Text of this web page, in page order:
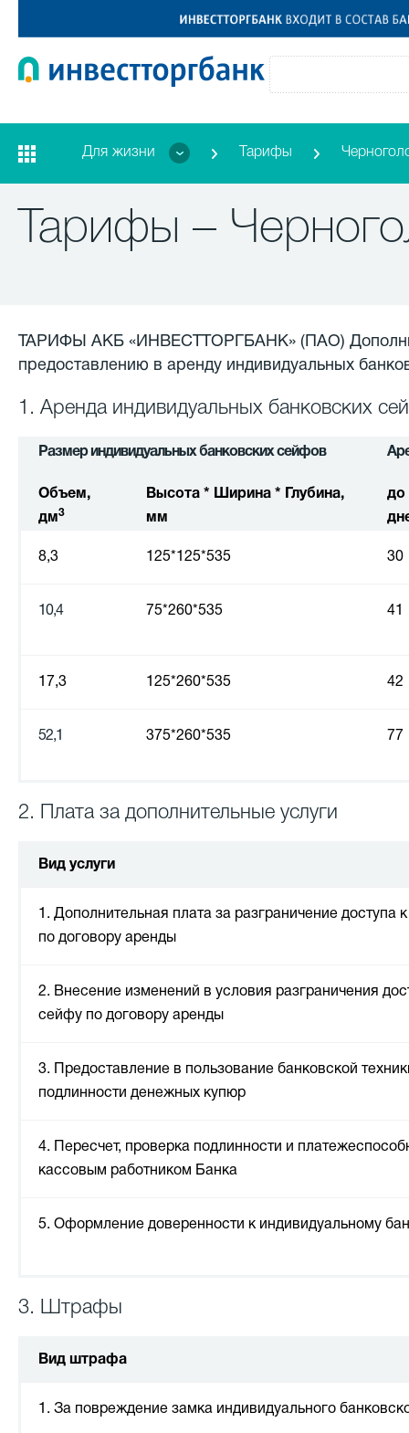
Для жизни Тарифы
Тарифы –
ТАРИФЫ АКБ «ИНВЕСТТОРГБАНК» (ПАО)
предоставлению в аренду индивидуальных
1. Аренда индивидуальных банковских
Размер индивидуальных банковских сейфов
Объем,
дм3
Высота * Ширина * Глубина,
мм
до
8,3 125*125*535 30
10,4 75*260*535 41
17,3 125*260*535 42
52,1 375*260*535 77
2. Плата за дополнительные услуги
Вид услуги
1. Дополнительная плата за разграничение
по договору аренды
2. Внесение изменений в условия разграничения
сейфу по договору аренды
3. Предоставление в пользование банковской
подлинности денежных купюр
4. Пересчет, проверка подлинности и
кассовым работником Банка
5. Оформление доверенности к индивидуальному
3. Штрафы
Вид штрафа
1. За повреждение замка индивидуального